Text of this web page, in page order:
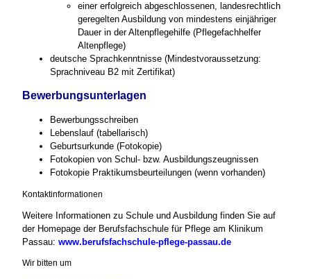
einer erfolgreich abgeschlossenen, landesrechtlich
geregelten Ausbildung von mindestens einjähriger
Dauer in der Altenpflegehilfe (Pflegefachhelfer
Altenpflege)
deutsche Sprachkenntnisse (Mindestvoraussetzung:
Sprachniveau B2 mit Zertifikat)
Bewerbungsunterlagen
Bewerbungsschreiben
Lebenslauf (tabellarisch)
Geburtsurkunde (Fotokopie)
Fotokopien von Schul- bzw. Ausbildungszeugnissen
Fotokopie Praktikumsbeurteilungen (wenn vorhanden)
Kontaktinformationen
Weitere Informationen zu Schule und Ausbildung finden Sie auf
der Homepage der Berufsfachschule für Pflege am Klinikum
Passau: www.berufsfachschule-pflege-passau.de
Wir bitten um